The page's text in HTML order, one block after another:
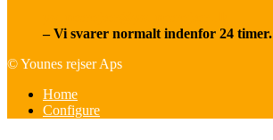
– Vi svarer normalt indenfor 24 timer.
© Younes rejser Aps
Home
Configure